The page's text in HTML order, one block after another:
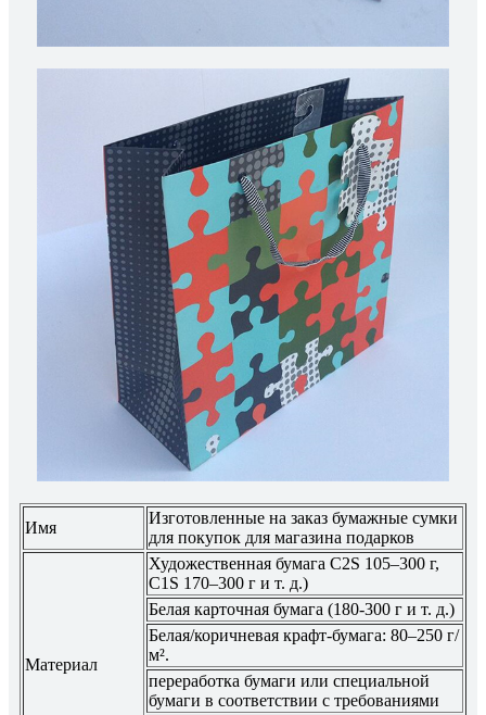
Имя
Изготовленные на заказ бумажные сумки
для покупок для магазина подарков
Материал
Художественная бумага C2S 105–300 г,
C1S 170–300 г и т. д.)
Белая карточная бумага (180-300 г и т. д.)
Белая/коричневая крафт-бумага: 80–250 г/
м².
переработка бумаги или специальной
бумаги в соответствии с требованиями